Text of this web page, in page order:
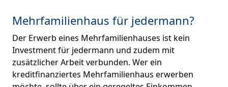
Mehrfamilienhaus für jedermann?
Der Erwerb eines Mehrfamilienhauses ist kein
Investment für jedermann und zudem mit
zusätzlicher Arbeit verbunden. Wer ein
kreditfinanziertes Mehrfamilienhaus erwerben